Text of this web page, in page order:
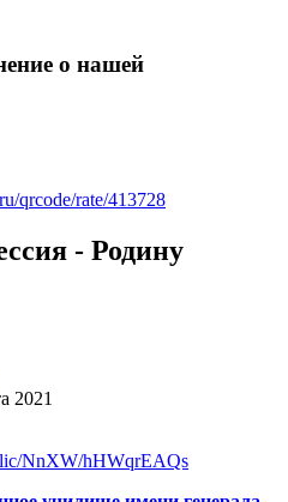
о нашей
qrcode/rate/413728
- Родину
2021
NnXW/hHWqrEAQs